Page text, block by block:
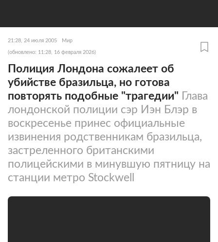
21:28, 24 июля 2005 Мир
(обновлено: 11:28, 16 февраля 2026)
Полиция Лондона сожалеет об
убийстве бразильца, но готова
повторять подобные "трагедии" Глава
лондонской полиции сэр Иэн Блэр в
воскресенье принес официальные
извинения родственникам бразильца,
застреленного британскими
полицейскими в минувшую пятницу на
станции метро Stockwell